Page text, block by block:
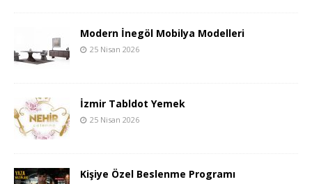
Modern İnegöl Mobilya Modelleri
25 Nisan 2026
İzmir Tabldot Yemek
25 Nisan 2026
Kişiye Özel Beslenme Programı